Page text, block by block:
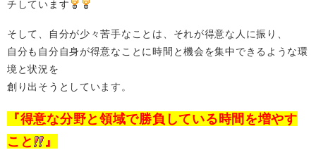
チしています
そして、自分が少々苦手なことは、それが得意な人に振り、
自分も自分自身が得意なことに時間と機会を集中できるような環
境と状況を
創り出そうとしています。
『得意な分野と領域で勝負している時間を増やす
こと
』